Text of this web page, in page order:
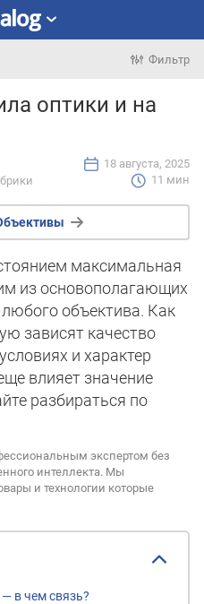
Фильтр
оптики и на
11 мин
18 августа, 2025
максимальная
из основополагающих
объектива. Как
зависят качество
и характер
влияет значение
разбираться по
экспертом без
интеллекта. Мы
и технологии которые
в чем связь?